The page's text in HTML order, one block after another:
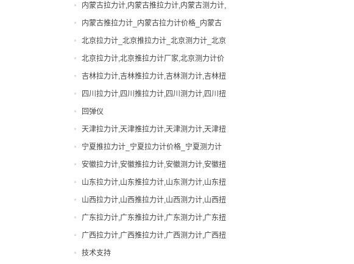
0-200吨测力计
出租拉力计,上海拉力计出租,拉力计租赁,船
用拉力计出租
张力计
弹簧扭力试验机
弹簧试验机
手动拉力试验机
扭力计
拉力计
指针拉力计
指针推拉力计
数显拉力计
数显推拉力计
无线拉力计
无线测力计
机械式拉力计
便携式硬度计
内蒙古拉力计,内蒙古推拉力计,内蒙古测力计,
内蒙古扭力计,内蒙古邵氏硬度计
内蒙古推拉力计_内蒙古拉力计价格_内蒙古
测力计厂家|型号
北京拉力计_北京推拉力计_北京测力计_北京
扭力计_北京硬度计
北京拉力计,北京推拉力计厂家,北京测力计价
格
吉林拉力计,吉林推拉力计,吉林测力计,吉林扭
力计,吉林邵氏硬度计
四川拉力计,四川推拉力计,四川测力计,四川扭
力计,四川邵氏硬度计
回弹仪
天津拉力计,天津推拉力计,天津测力计,天津扭
力计,天津邵氏硬度计
宁夏推拉力计_宁夏拉力计价格_宁夏测力计
厂家|型号
安徽拉力计,安徽推拉力计,安徽测力计,安徽扭
力计,安徽邵氏硬度计
山东拉力计,山东推拉力计,山东测力计,山东扭
力计,山东邵氏硬度计
山西拉力计,山西推拉力计,山西测力计,山西扭
力计,山西邵氏硬度计
广东拉力计,广东推拉力计,广东测力计,广东扭
力计,广东邵氏硬度计
广西拉力计,广西推拉力计,广西测力计,广西扭
力计,广西邵氏硬度计
技术支持